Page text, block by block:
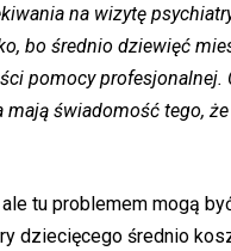
na wizytę
bo średnio dziewięć
pomocy profesjonalnej.
świadomość tego,
tu problemem mogą
dziecięcego średnio